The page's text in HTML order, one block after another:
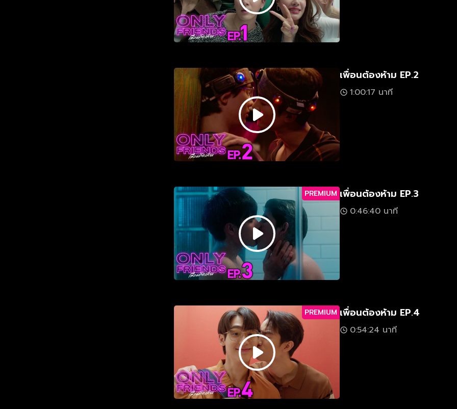
เพื่อนต้องห้าม EP.2
1:00:17 นาที
PREMIUM เพื่อนต้องห้าม EP.3
0:46:40 นาที
PREMIUM เพื่อนต้องห้าม EP.4
0:54:24 นาที